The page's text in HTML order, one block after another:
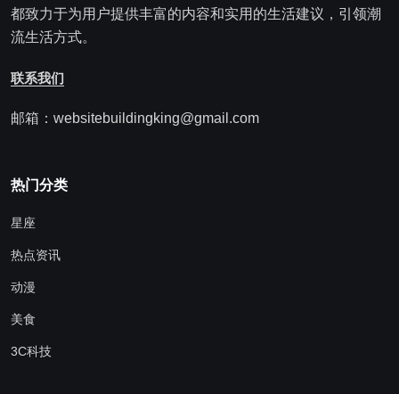
都致力于为用户提供丰富的内容和实用的生活建议，引领潮
流生活方式。
联系我们
邮箱：websitebuildingking@gmail.com
热门分类
星座
热点资讯
动漫
美食
3C科技